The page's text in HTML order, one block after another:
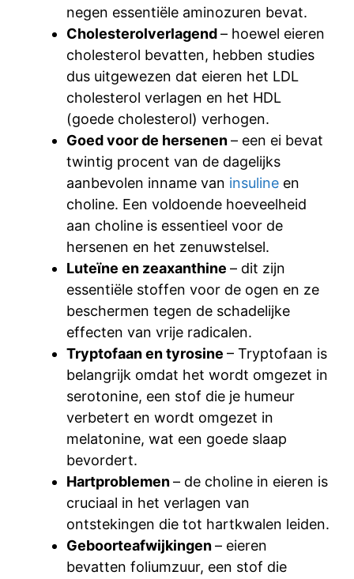
negen essentiële aminozuren bevat.
Cholesterolverlagend– hoewel eieren
cholesterol bevatten, hebben studies
dus uitgewezen dat eieren het LDL
cholesterol verlagen en het HDL
(goede cholesterol) verhogen.
Goed voor de hersenen– een ei bevat
twintig procent van de dagelijks
aanbevolen inname van insuline en
choline. Een voldoende hoeveelheid
aan choline is essentieel voor de
hersenen en het zenuwstelsel.
Luteïne en zeaxanthine – dit zijn
essentiële stoffen voor de ogen en ze
beschermen tegen de schadelijke
effecten van vrije radicalen.
Tryptofaan en tyrosine – Tryptofaan is
belangrijk omdat het wordt omgezet in
serotonine, een stof die je humeur
verbetert en wordt omgezet in
melatonine, wat een goede slaap
bevordert.
Hartproblemen– de choline in eieren is
cruciaal in het verlagen van
ontstekingen die tot hartkwalen leiden.
Geboorteafwijkingen– eieren
bevatten foliumzuur, een stof die